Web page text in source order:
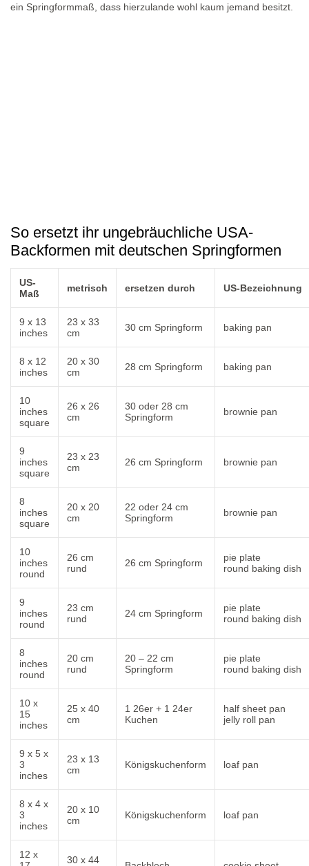
ein Springformmaß, dass hierzulande wohl kaum jemand besitzt.
So ersetzt ihr ungebräuchliche USA-
Backformen mit deutschen Springformen
US-
Maß
metrisch ersetzen durch US-Bezeichnung
9 x 13
inches
23 x 33
cm
30 cm Springform baking pan
8 x 12
inches
20 x 30
cm
28 cm Springform baking pan
10
inches
square
26 x 26
cm
30 oder 28 cm
Springform
brownie pan
9
inches
square
23 x 23
cm
26 cm Springform brownie pan
8
inches
square
20 x 20
cm
22 oder 24 cm
Springform
brownie pan
10
inches
round
26 cm
rund
26 cm Springform
pie plate
round baking dish
9
inches
round
23 cm
rund
24 cm Springform
pie plate
round baking dish
8
inches
round
20 cm
rund
20 – 22 cm
Springform
pie plate
round baking dish
10 x
15
inches
25 x 40
cm
1 26er + 1 24er
Kuchen
half sheet pan
jelly roll pan
9 x 5 x
3
inches
23 x 13
cm
Königskuchenform loaf pan
8 x 4 x
3
inches
20 x 10
cm
Königskuchenform loaf pan
12 x
30 x 44